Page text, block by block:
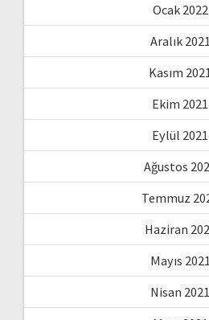
Ocak 2022
Aralık 2021
Kasım 2021
Ekim 2021
Eylül 2021
Ağustos
Temmuz
Haziran
Mayıs 2021
Nisan 2021